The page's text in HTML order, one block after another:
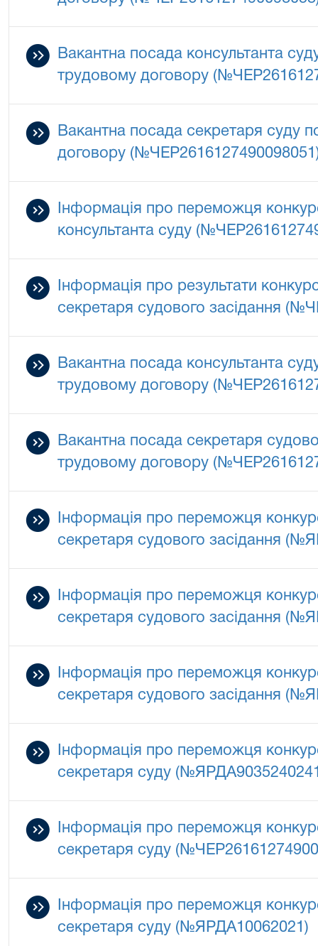
Вакантна посада консультанта
трудовому договору
Вакантна посада секретаря суду
договору
Інформація про переможця
консультанта суду
Інформація про результати
секретаря судового засідання
Вакантна посада консультанта
трудовому договору
Вакантна посада секретаря
трудовому договору
Інформація про переможця
секретаря судового засідання
Інформація про переможця
секретаря судового засідання
Інформація про переможця
секретаря судового засідання
Інформація про переможця
секретаря суду
Інформація про переможця
секретаря суду
Інформація про переможця
секретаря суду (№ЯРДА10062021)